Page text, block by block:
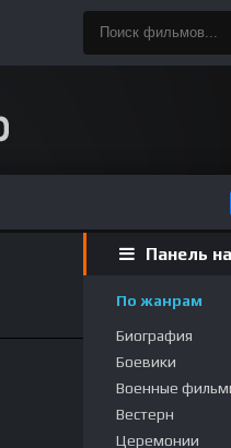
Панель
По жанрам
Биография
Боевики
Военные
Вестерн
Церемонии